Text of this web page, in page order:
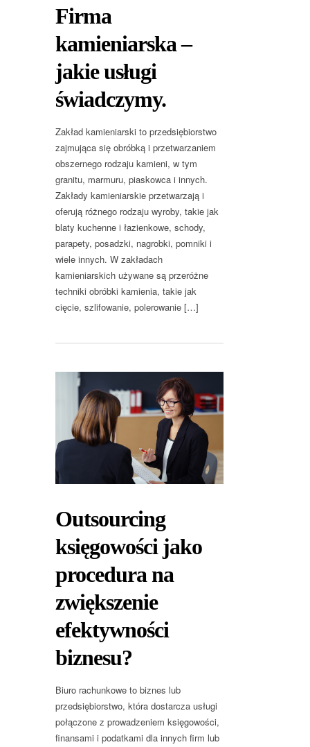
Firma
kamieniarska –
jakie usługi
świadczymy.
Zakład kamieniarski to przedsiębiorstwo
zajmująca się obróbką i przetwarzaniem
obszernego rodzaju kamieni, w tym
granitu, marmuru, piaskowca i innych.
Zakłady kamieniarskie przetwarzają i
oferują różnego rodzaju wyroby, takie jak
blaty kuchenne i łazienkowe, schody,
parapety, posadzki, nagrobki, pomniki i
wiele innych. W zakładach
kamieniarskich używane są przeróżne
techniki obróbki kamienia, takie jak
cięcie, szlifowanie, polerowanie […]
Outsourcing
księgowości jako
procedura na
zwiększenie
efektywności
biznesu?
Biuro rachunkowe to biznes lub
przedsiębiorstwo, która dostarcza usługi
połączone z prowadzeniem księgowości,
finansami i podatkami dla innych firm lub